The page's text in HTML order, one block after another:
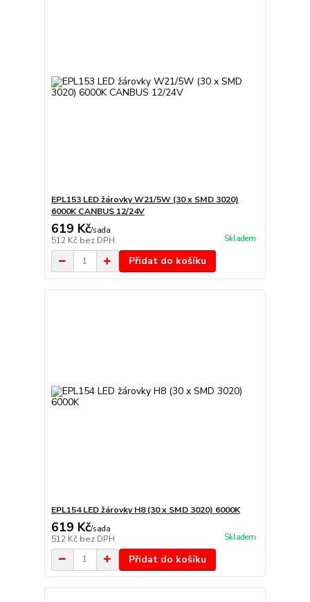
EPL153 LED žárovky W21/5W (30 x SMD 3020)
6000K CANBUS 12/24V
619 Kč/sada
512 Kč bez DPH Skladem
Přidat do košíku
EPL154 LED žárovky H8 (30 x SMD 3020) 6000K
619 Kč/sada
512 Kč bez DPH Skladem
Přidat do košíku